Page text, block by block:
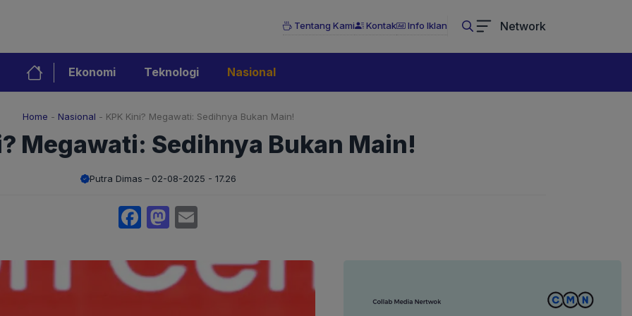
Tentang Kami Kontak Info Iklan Network
Ekonomi Teknologi Nasional
Home - Nasional - KPK Kini? Megawati: Sedihnya Bukan Main!
Megawati: Sedihnya Bukan Main!
Putra Dimas 02-08-2025 - 17.26
Facebook
Mastodon